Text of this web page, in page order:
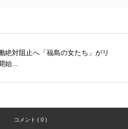
絶対阻止へ「福島の女たち」がリ
始...
コメント ( 0 )